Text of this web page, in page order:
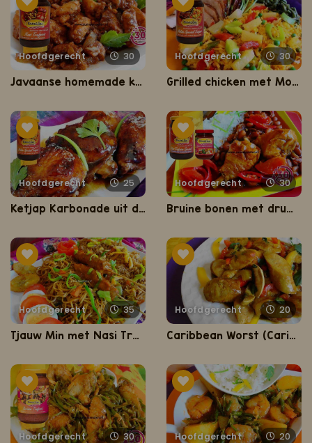
Hoofdgerecht 30
Javaanse homemade ketjap kip
Hoofdgerecht 30
Grilled chicken met Moksie Alesie
Hoofdgerecht 25
Ketjap Karbonade uit de oven
Hoofdgerecht 30
Bruine bonen met drumsticks
Hoofdgerecht 35
Tjauw Min met Nasi Trafasie
Hoofdgerecht 20
Caribbean Worst (Caribbische worst met masala en verse groenten)
Hoofdgerecht 30 Hoofdgerecht 20